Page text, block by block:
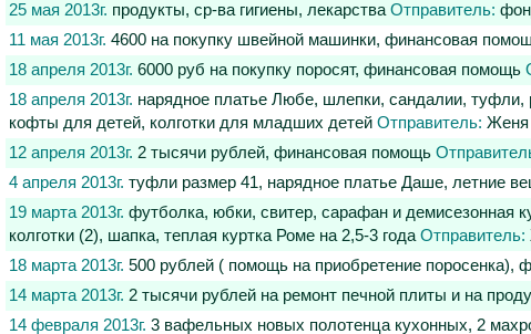
25 мая 2013г. продукты, ср-ва гигиены, лекарства Отправитель:
11 мая 2013г. 4600 на покупку швейной машинки, финансовая
18 апреля 2013г. 6000 руб на покупку поросят, финансовая помощь
18 апреля 2013г. нарядное платье Любе, шлепки, сандалии, туфли,
кофты для детей, колготки для младших детей Отправитель: Женя
12 апреля 2013г. 2 тысячи рублей, финансовая помощь
4 апреля 2013г. туфли размер 41, нарядное платье Даше, летние
19 марта 2013г. футболка, юбки, свитер, сарафан и демисезонная
колготки (2), шапка, теплая куртка Роме на 2,5-3 года Отправитель:
18 марта 2013г. 500 рублей ( помощь на приобретение поросенка),
14 марта 2013г. 2 тысячи рублей на ремонт печной плиты и на
14 февраля 2013г. 3 вафельных новых полотенца кухонных, 2